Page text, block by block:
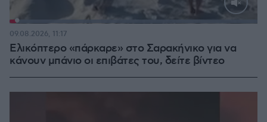
Loaded:
Ελικόπτερο «πάρκαρε» στο Σαρακήνικο για να
κάνουν μπάνιο οι επιβάτες του, δείτε βίντεο
09.08.2026, 11:17